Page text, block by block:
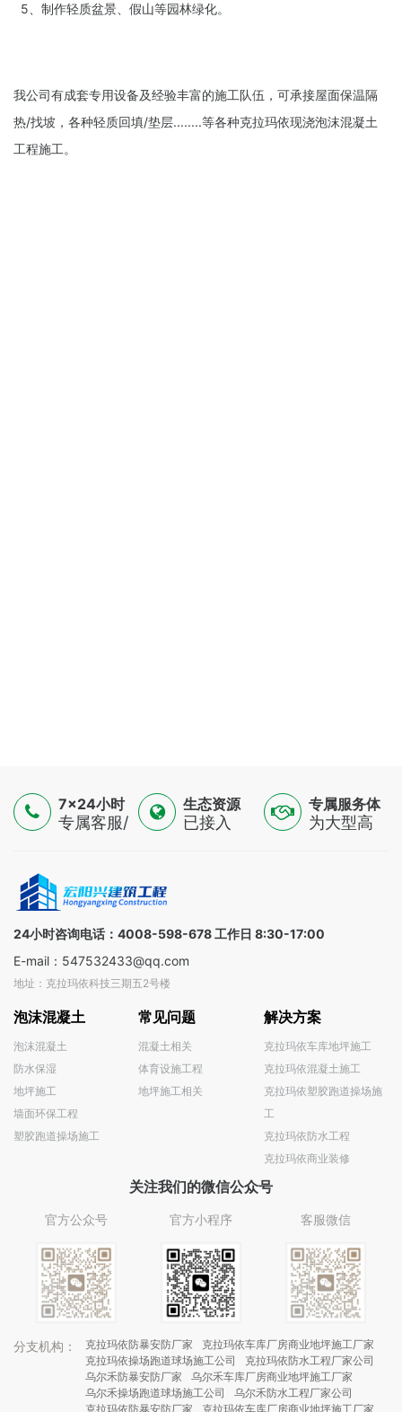
5、制作轻质盆景、假山等园林绿化。
我公司有成套专用设备及经验丰富的施工队伍，可承接屋面保温隔
热/找坡，各种轻质回填/垫层........等各种克拉玛依现浇泡沫混凝土
工程施工。
7×24小时
服务
专属客服/
三线支持
生态资源
已接入
专属服务体
验
为大型高
24小时咨询电话：4008-598-678 工作日 8:30-17:00
E-mail：547532433@qq.com
地址：克拉玛依科技三期五2号楼
泡沫混凝土
泡沫混凝土
防水保湿
地坪施工
墙面环保工程
塑胶跑道操场施工
常见问题
混凝土相关
体育设施工程
地坪施工相关
解决方案
克拉玛依车库地坪施工
克拉玛依混凝土施工
克拉玛依塑胶跑道操场施
工
克拉玛依防水工程
克拉玛依商业装修
关注我们的微信公众号
官方公众号 官方小程序 客服微信
分支机构： 克拉玛依防暴安防厂家
克拉玛依车库厂房商业地坪施工厂家
克拉玛依操场跑道球场施工公司
克拉玛依防水工程厂家公司
乌尔禾防暴安防厂家
乌尔禾车库厂房商业地坪施工厂家
乌尔禾操场跑道球场施工公司
乌尔禾防水工程厂家公司
克拉玛依防暴安防厂家
克拉玛依车库厂房商业地坪施工厂家